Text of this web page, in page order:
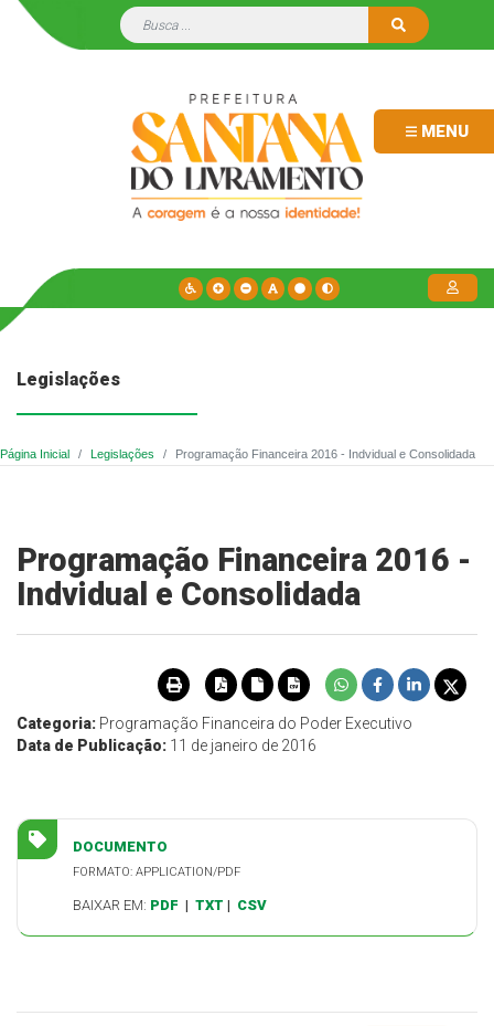
MENU
Legislações
Página Inicial Legislações Programação Financeira 2016 - Indvidual e Consolidada
Programação Financeira 2016 -
Indvidual e Consolidada
Categoria: Programação Financeira do Poder Executivo
Data de Publicação: 11 de janeiro de 2016
DOCUMENTO
FORMATO: APPLICATION/PDF
BAIXAR EM: PDF | TXT | CSV